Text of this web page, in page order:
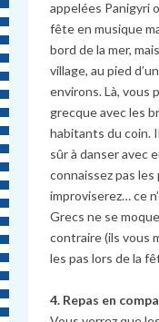
appelées Panigyri
fête en musique
bord de la mer,
village, au pied
environs. Là, vous
grecque avec les
habitants du coin.
sûr à danser avec
connaissez pas les
improviserez… ce
Grecs ne se
contraire (ils vous
les pas lors de la
4. Repas en